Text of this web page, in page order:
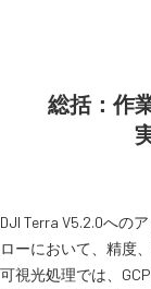
総括：作
DJI Terra V5.2.0への
ローにおいて、精度
可視光処理では、